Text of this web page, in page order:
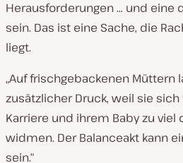
Herausforderungen … und eine
sein. Das ist eine Sache, die
liegt.
„Auf frischgebackenen Müttern
zusätzlicher Druck, weil sie
Karriere und ihrem Baby zu viel
widmen. Der Balanceakt kann
sein.“